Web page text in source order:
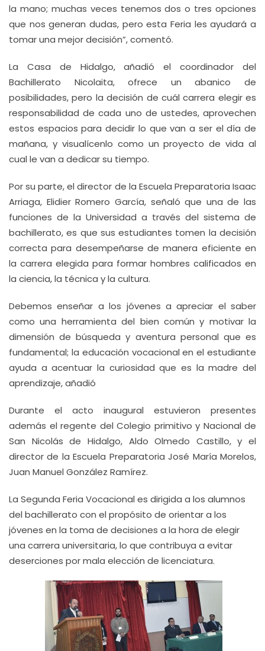
la mano; muchas veces tenemos dos o tres opciones
que nos generan dudas, pero esta Feria les ayudará a
tomar una mejor decisión”, comentó.
La Casa de Hidalgo, añadió el coordinador del
Bachillerato Nicolaita, ofrece un abanico de
posibilidades, pero la decisión de cuál carrera elegir es
responsabilidad de cada uno de ustedes, aprovechen
estos espacios para decidir lo que van a ser el día de
mañana, y visualícenlo como un proyecto de vida al
cual le van a dedicar su tiempo.
Por su parte, el director de la Escuela Preparatoria Isaac
Arriaga, Elidier Romero García, señaló que una de las
funciones de la Universidad a través del sistema de
bachillerato, es que sus estudiantes tomen la decisión
correcta para desempeñarse de manera eficiente en
la carrera elegida para formar hombres calificados en
la ciencia, la técnica y la cultura.
Debemos enseñar a los jóvenes a apreciar el saber
como una herramienta del bien común y motivar la
dimensión de búsqueda y aventura personal que es
fundamental; la educación vocacional en el estudiante
ayuda a acentuar la curiosidad que es la madre del
aprendizaje, añadió
Durante el acto inaugural estuvieron presentes
además el regente del Colegio primitivo y Nacional de
San Nicolás de Hidalgo, Aldo Olmedo Castillo, y el
director de la Escuela Preparatoria José María Morelos,
Juan Manuel González Ramírez.
La Segunda Feria Vocacional es dirigida a los alumnos
del bachillerato con el propósito de orientar a los
jóvenes en la toma de decisiones a la hora de elegir
una carrera universitaria, lo que contribuya a evitar
deserciones por mala elección de licenciatura.